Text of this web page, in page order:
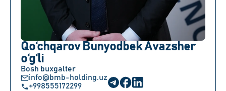
Qo‘chqarov Bunyodbek Avazsher
o‘g‘li
Bosh buxgalter
info@bmb-holding.uz
+998555172299